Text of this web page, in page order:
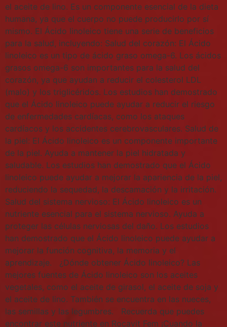
el aceite de lino. Es un componente esencial de la dieta
humana, ya que el cuerpo no puede producirlo por sí
mismo. El Ácido linoleico tiene una serie de beneficios
para la salud, incluyendo: Salud del corazón: El Ácido
linoleico es un tipo de ácido graso omega-6. Los ácidos
grasos omega-6 son importantes para la salud del
corazón, ya que ayudan a reducir el colesterol LDL
(malo) y los triglicéridos. Los estudios han demostrado
que el Ácido linoleico puede ayudar a reducir el riesgo
de enfermedades cardíacas, como los ataques
cardíacos y los accidentes cerebrovasculares. Salud de
la piel: El Ácido linoleico es un componente importante
de la piel. Ayuda a mantener la piel hidratada y
saludable. Los estudios han demostrado que el Ácido
linoleico puede ayudar a mejorar la apariencia de la piel,
reduciendo la sequedad, la descamación y la irritación.
Salud del sistema nervioso: El Ácido linoleico es un
nutriente esencial para el sistema nervioso. Ayuda a
proteger las células nerviosas del daño. Los estudios
han demostrado que el Ácido linoleico puede ayudar a
mejorar la función cognitiva, la memoria y el
aprendizaje. ¿Dónde obtener Ácido linoleico? Las
mejores fuentes de Ácido linoleico son los aceites
vegetales, como el aceite de girasol, el aceite de soja y
el aceite de lino. También se encuentra en las nueces,
las semillas y las legumbres. Recuerda que puedes
encontrar este nutriente en Rocavit Fem ¡Cuando la